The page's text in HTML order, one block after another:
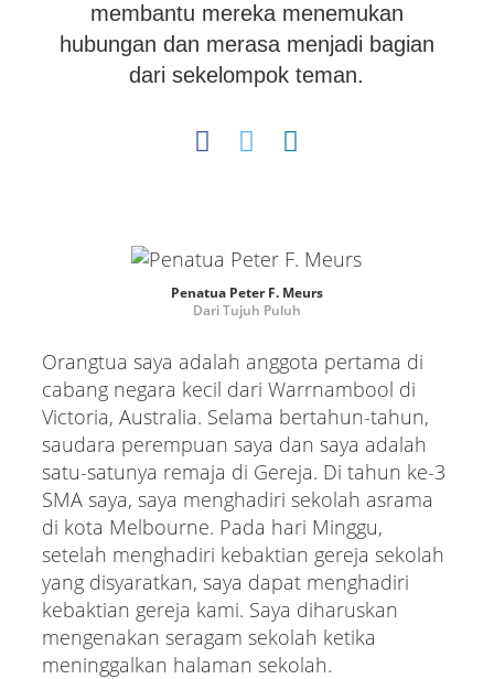
membantu mereka menemukan
hubungan dan merasa menjadi bagian
dari sekelompok teman.
Penatua Peter F. Meurs
Dari Tujuh Puluh
Orangtua saya adalah anggota pertama di
cabang negara kecil dari Warrnambool di
Victoria, Australia. Selama bertahun-tahun,
saudara perempuan saya dan saya adalah
satu-satunya remaja di Gereja. Di tahun ke-3
SMA saya, saya menghadiri sekolah asrama
di kota Melbourne. Pada hari Minggu,
setelah menghadiri kebaktian gereja sekolah
yang disyaratkan, saya dapat menghadiri
kebaktian gereja kami. Saya diharuskan
mengenakan seragam sekolah ketika
meninggalkan halaman sekolah.